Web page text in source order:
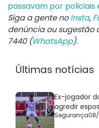
passavam por policiais
Siga a gente noInsta,
denúncia ou sugestão
7440 (WhatsApp).
Últimas notícias
Ex-jogador
agredir
Segurança